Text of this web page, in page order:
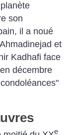
son
il a noué
et
Kadhafi face
décembre
e